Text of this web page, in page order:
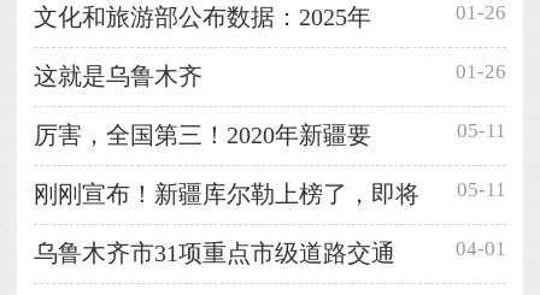
文化和旅游部公布数据：2025年 01-26
这就是乌鲁木齐 01-26
厉害，全国第三！2020年新疆要 05-11
刚刚宣布！新疆库尔勒上榜了，即将 05-11
乌鲁木齐市31项重点市级道路交通 04-01